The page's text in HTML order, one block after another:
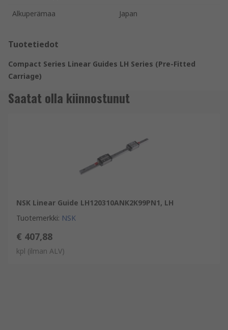
Alkuperämaa
Japan
Tuotetiedot
Compact Series Linear Guides LH Series (Pre-Fitted
Carriage)
Saatat olla kiinnostunut
NSK Linear Guide LH120310ANK2K99PN1, LH
Tuotemerkki: NSK
€ 407,88
kpl (ilman ALV)